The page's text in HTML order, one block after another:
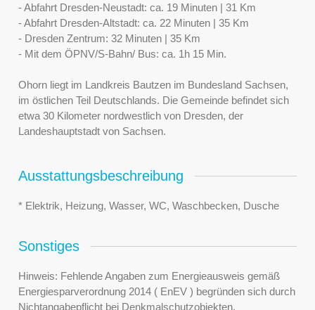
- Abfahrt Dresden-Neustadt: ca. 19 Minuten | 31 Km
- Abfahrt Dresden-Altstadt: ca. 22 Minuten | 35 Km
- Dresden Zentrum: 32 Minuten | 35 Km
- Mit dem ÖPNV/S-Bahn/ Bus: ca. 1h 15 Min.
Ohorn liegt im Landkreis Bautzen im Bundesland Sachsen,
im östlichen Teil Deutschlands. Die Gemeinde befindet sich
etwa 30 Kilometer nordwestlich von Dresden, der
Landeshauptstadt von Sachsen.
Ausstattungsbeschreibung
* Elektrik, Heizung, Wasser, WC, Waschbecken, Dusche
Sonstiges
Hinweis: Fehlende Angaben zum Energieausweis gemäß
Energiesparverordnung 2014 ( EnEV ) begründen sich durch
Nichtangabepflicht bei Denkmalschutzobjekten,